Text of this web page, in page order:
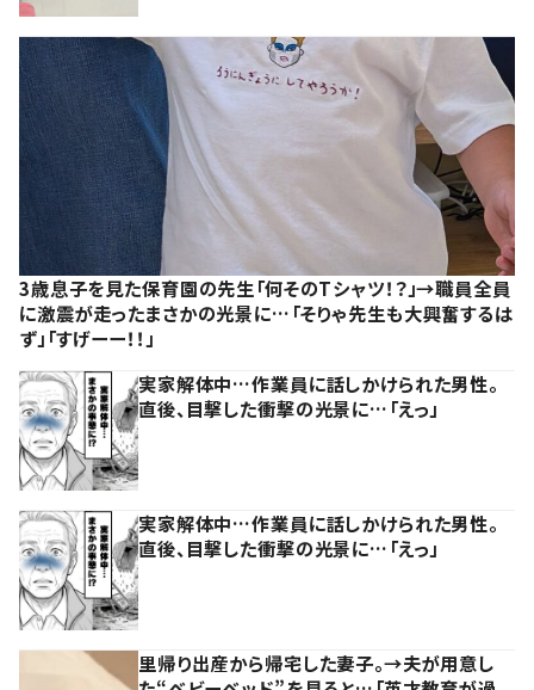
3歳息子を見た保育園の先生「何そのTシャツ！？」→職員全員
に激震が走ったまさかの光景に…「そりゃ先生も大興奮するは
ず」「すげーー！！」
実家解体中…作業員に話しかけられた男性。
直後、目撃した衝撃の光景に…「えっ」
実家解体中…作業員に話しかけられた男性。
直後、目撃した衝撃の光景に…「えっ」
里帰り出産から帰宅した妻子。→夫が用意し